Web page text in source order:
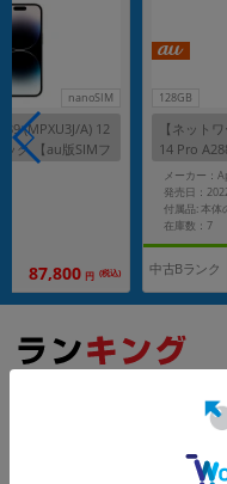
nanoSIM
(MPXU3J/A) 12
ク 【au版SIMフ
87,800 円 (税込)
128GB
【ネット
14 Pro
ペースブ
メーカー：
発売日：
付属品: 本体
在庫数：7
中古Bランク